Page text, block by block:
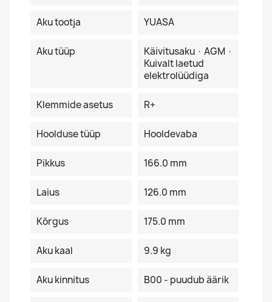
Aku tootja YUASA
Aku tüüp
Käivitusaku · AGM ·
Kuivalt laetud
elektrolüüdiga
Klemmide asetus R+
Hoolduse tüüp Hooldevaba
Pikkus 166.0 mm
Laius 126.0 mm
Kõrgus 175.0 mm
Aku kaal 9.9 kg
Aku kinnitus B00 - puudub äärik